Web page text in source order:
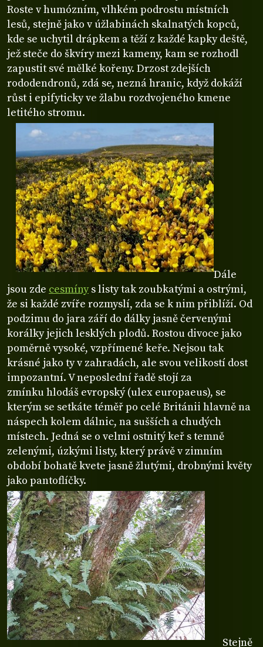
Roste v humózním, vlhkém podrostu místních
lesů, stejně jako v úžlabinách skalnatých kopců,
kde se uchytil drápkem a těží z každé kapky deště,
jež steče do škvíry mezi kameny, kam se rozhodl
zapustit své mělké kořeny. Drzost zdejších
rododendronů, zdá se, nezná hranic, když dokáží
růst i epifyticky ve žlabu rozdvojeného kmene
letitého stromu.
Dále
jsou zde cesmínys listy tak zoubkatými a ostrými,
že si každé zvíře rozmyslí, zda se k nim přiblíží. Od
podzimu do jara září do dálky jasně červenými
korálky jejich lesklých plodů. Rostou divoce jako
poměrně vysoké, vzpřímené keře. Nejsou tak
krásné jako ty v zahradách, ale svou velikostí dost
impozantní. V neposlední řadě stojí za
zmínku hlodáš evropský (ulex europaeus), se
kterým se setkáte téměř po celé Británii hlavně na
náspech kolem dálnic, na sušších a chudých
místech. Jedná se o velmi ostnitý keř s temně
zelenými, úzkými listy, který právě v zimním
období bohatě kvete jasně žlutými, drobnými květy
jako pantoflíčky.
Stejně